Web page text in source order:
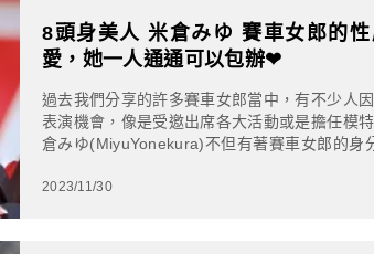
8頭身美人 米倉みゆ 賽車女郎的
愛，她一人通通可以包辦❤
過去我們分享的許多賽車女郎當中，有不少人
表演機會，像是受邀出席各大活動或是擔任模
倉みゆ(MiyuYonekura)不但有著賽車女郎的身
2023/11/30